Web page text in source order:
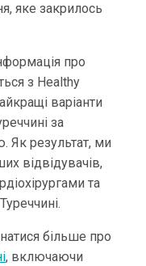
яке закрилось
про
з Healthy
варіанти
за
результат, ми
відвідувачів,
та
більше про
, включаючи